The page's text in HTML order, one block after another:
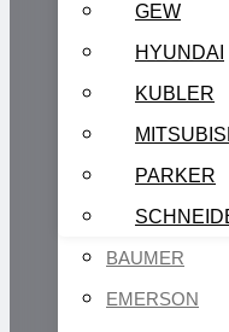
GEW
HYUNDAI
KUBLER
PARKER
BAUMER
EMERSON